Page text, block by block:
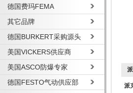
德国费玛FEMA
其它品牌
德国BURKERT采购源头
美国VICKERS供应商
美国ASCO防爆专家
德国FESTO气动供应部
派